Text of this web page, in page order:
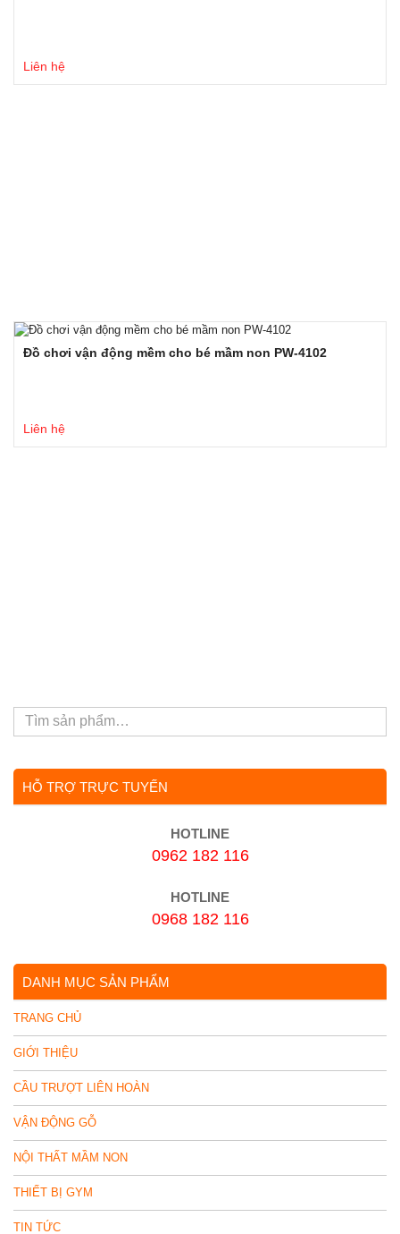
Liên hệ
Đồ chơi vận động mềm cho bé mầm non PW-4102
Liên hệ
HỖ TRỢ TRỰC TUYẾN
HOTLINE
0962 182 116
HOTLINE
0968 182 116
DANH MỤC SẢN PHẨM
TRANG CHỦ
GIỚI THIỆU
CẦU TRƯỢT LIÊN HOÀN
VẬN ĐỘNG GỖ
NỘI THẤT MẦM NON
THIẾT BỊ GYM
TIN TỨC